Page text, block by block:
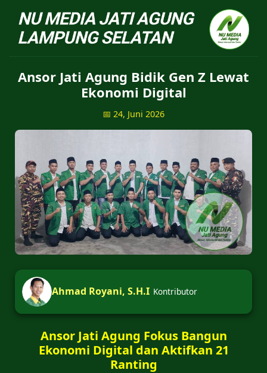
NU Jatiagung - Situs
Ansor Jati Agung Bidik Gen Z Lewat
Ekonomi Digital
📅 24, Juni 2026
Ahmad Royani, S.H.I Kontributor
Ansor Jati Agung Fokus Bangun
Ekonomi Digital dan Aktifkan 21
Ranting